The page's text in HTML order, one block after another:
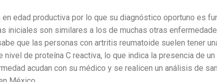
edad productiva por lo que su diagnóstico oportuno es
iniciales son similares a los de muchas otras
que las personas con artritis reumatoide suelen tener
de proteína C reactiva, lo que indica la presencia de
acudan con su médico y se realicen un análisis de